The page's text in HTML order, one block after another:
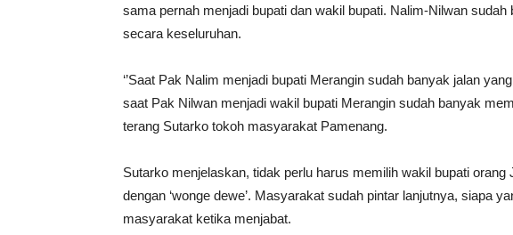
sama pernah menjadi bupati dan wakil bupati. Nalim-Nilwan
secara keseluruhan.
‘’Saat Pak Nalim menjadi bupati Merangin sudah banyak jalan
saat Pak Nilwan menjadi wakil bupati Merangin sudah banyak
terang Sutarko tokoh masyarakat Pamenang.
Sutarko menjelaskan, tidak perlu harus memilih wakil bupati
dengan ‘wonge dewe’. Masyarakat sudah pintar lanjutnya, siapa
masyarakat ketika menjabat.